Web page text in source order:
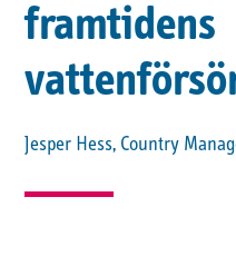
framtidens
Jesper Hess, Country